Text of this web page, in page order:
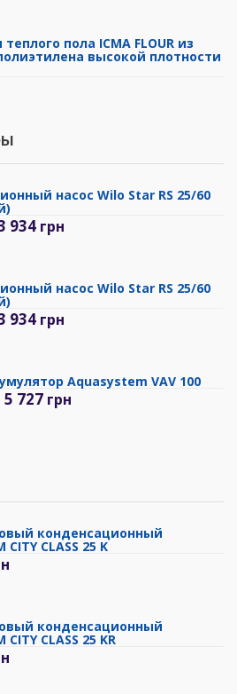
пола ICMA FLOUR из
высокой плотности
насос Wilo Star RS 25/60
934 грн
насос Wilo Star RS 25/60
934 грн
Aquasystem VAV 100
5 727 грн
конденсационный
CITY CLASS 25 K
конденсационный
CITY CLASS 25 KR